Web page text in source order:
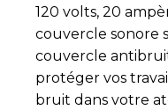
120 volts, 20
couvercle sonore
couvercle
protéger vos
bruit dans votre